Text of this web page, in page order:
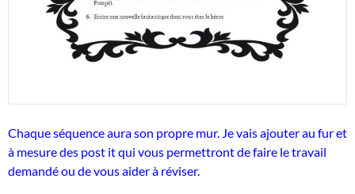
Chaque séquence aura son propre mur. Je vais ajouter au fur et
à mesure des post it qui vous permettront de faire le travail
demandé ou de vous aider à réviser.